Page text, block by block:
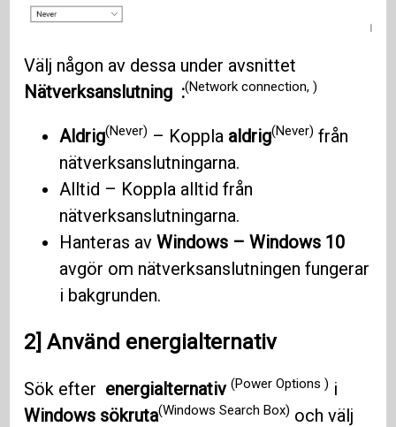
Välj någon av dessa under avsnittet
Nätverksanslutning :(Network connection, )
Aldrig(Never) – Koppla aldrig(Never) från
nätverksanslutningarna.
Alltid – Koppla alltid från
nätverksanslutningarna.
Hanteras avWindows – Windows 10
avgör om nätverksanslutningen fungerar
i bakgrunden.
2] Använd energialternativ
Sök efter energialternativ(Power Options ) i
Windows sökruta(Windows Search Box) och välj